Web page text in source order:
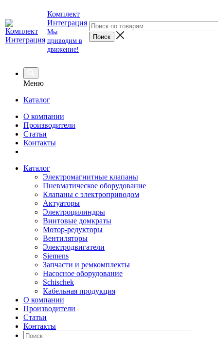
Комплект
Интеграция
Мы
приводим в
движение!
Меню
Каталог
О компании
Производители
Статьи
Контакты
Каталог
Электромагнитные клапаны
Пневматическое оборудование
Клапаны с электроприводом
Актуаторы
Электроцилиндры
Винтовые домкраты
Мотор-редукторы
Вентиляторы
Электродвигатели
Siemens
Запчасти и ремкомплекты
Насосное оборудование
Schischek
Кабельная продукция
О компании
Производители
Статьи
Контакты